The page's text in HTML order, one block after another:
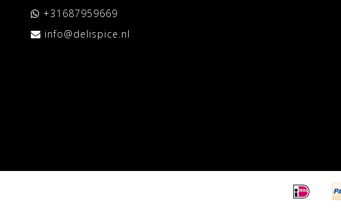
+31687959669
info@delispice.nl